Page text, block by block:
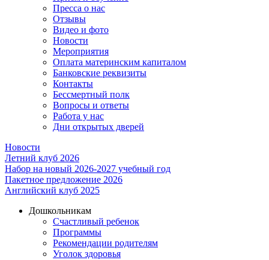
Пресса о нас
Отзывы
Видео и фото
Новости
Мероприятия
Оплата материнским капиталом
Банковские реквизиты
Контакты
Бессмертный полк
Вопросы и ответы
Работа у нас
Дни открытых дверей
Новости
Летний клуб 2026
Набор на новый 2026-2027 учебный год
Пакетное предложение 2026
Английский клуб 2025
Дошкольникам
Счастливый ребенок
Программы
Рекомендации родителям
Уголок здоровья